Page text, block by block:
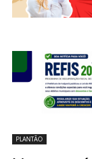
PLANTÃO